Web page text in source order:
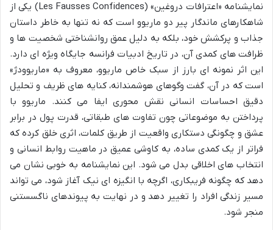
نمایشنامه «اعترافات دروغین» (Les Fausses Confidences) یکی از
شاهکارهای ماندگار پیر دو ماریوو است که نه تنها به خاطر داستان
جذاب و پرکشش خود، بلکه به دلیل عمق روانشناختی شخصیت ها و
ظرافت های کمدی آن، در تاریخ ادبیات فرانسه جایگاه ویژه ای دارد.
این اثر نمونه ای بارز از سبک خاص ماریوو، معروف به «ماریوودژ»
است که در آن، گفت وگوهای هوشمندانه، کنایه های ظریف و تحلیل
دقیق احساسات انسانی نقش محوری ایفا می کنند. ماریوو با
پرداختن به موضوعاتی چون تفاوت های طبقاتی، قدرت پول در برابر
عشق و چگونگی دستکاری واقعیت از طریق کلمات، اثری خلق کرده که
فراتر از یک کمدی ساده، به کاوشی عمیق در ماهیت روابط انسانی و
انتخاب های اخلاقی بدل می شود. این نمایشنامه به خوبی نشان می
دهد که چگونه فریبکاری، اگرچه با انگیزه ای نیک آغاز شود، می تواند
مسیر زندگی افراد را تغییر دهد و در نهایت به پیوندهای ناگسستنی
منجر شود.